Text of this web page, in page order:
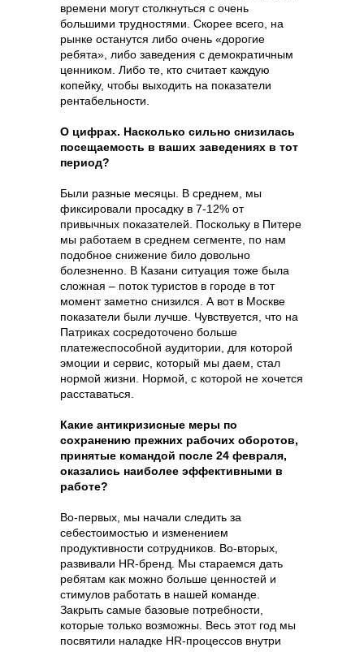
времени могут столкнуться с очень
большими трудностями. Скорее всего, на
рынке останутся либо очень «дорогие
ребята», либо заведения с демократичным
ценником. Либо те, кто считает каждую
копейку, чтобы выходить на показатели
рентабельности.
О цифрах. Насколько сильно снизилась
посещаемость в ваших заведениях в тот
период?
Были разные месяцы. В среднем, мы
фиксировали просадку в 7-12% от
привычных показателей. Поскольку в Питере
мы работаем в среднем сегменте, по нам
подобное снижение било довольно
болезненно. В Казани ситуация тоже была
сложная – поток туристов в городе в тот
момент заметно снизился. А вот в Москве
показатели были лучше. Чувствуется, что на
Патриках сосредоточено больше
платежеспособной аудитории, для которой
эмоции и сервис, который мы даем, стал
нормой жизни. Нормой, с которой не хочется
расставаться.
Какие антикризисные меры по
сохранению прежних рабочих оборотов,
принятые командой после 24 февраля,
оказались наиболее эффективными в
работе?
Во-первых, мы начали следить за
себестоимостью и изменением
продуктивности сотрудников. Во-вторых,
развивали HR-бренд. Мы стараемся дать
ребятам как можно больше ценностей и
стимулов работать в нашей команде.
Закрыть самые базовые потребности,
которые только возможны. Весь этот год мы
посвятили наладке HR-процессов внутри